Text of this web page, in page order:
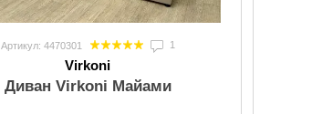
Артикул: 4470301 1
Virkoni
Диван Virkoni Майами